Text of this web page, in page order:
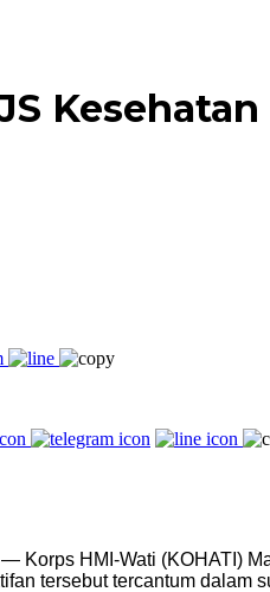
Korps HMI-Wati (KOHATI)
tersebut tercantum